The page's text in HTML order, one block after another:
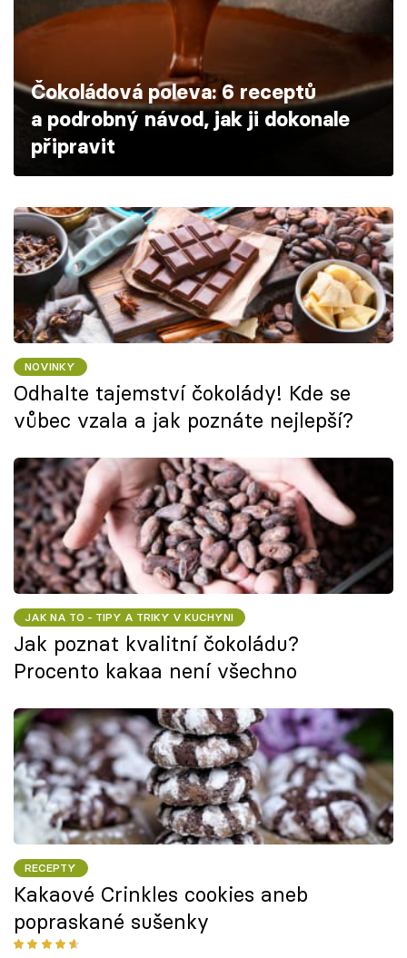
Škola vaření
Speciál: Cuketa
Těhotnej kuchař
Přihlášení
Sledujte nás
Čokoládová poleva: 6 receptů
a podrobný návod, jak ji dokonale
připravit
NOVINKY
Odhalte tajemství čokolády! Kde se
vůbec vzala a jak poznáte nejlepší?
JAK NA TO - TIPY A TRIKY V KUCHYNI
Jak poznat kvalitní čokoládu?
Procento kakaa není všechno
RECEPTY
Kakaové Crinkles cookies aneb
popraskané sušenky